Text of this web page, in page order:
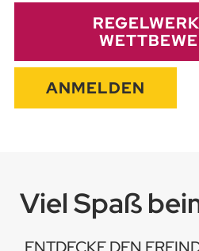
ANMELDEN
Viel Spaß